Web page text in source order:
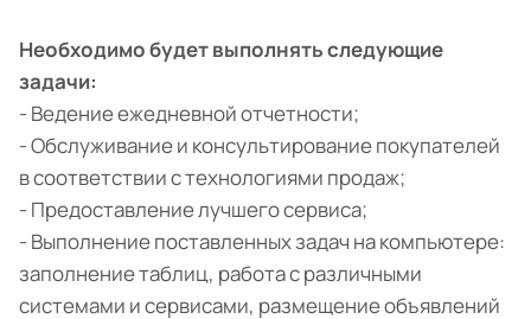
Необходимо будет выполнять следующие
задачи:
-​​​​ Ведение ежедневной отчетности;
- Обслуживание и консультирование покупателей
в соответствии с технологиями продаж;
- Предоставление лучшего сервиса;
- Выполнение поставленных задач на компьютере:
заполнение таблиц, работа с различными
системами и сервисами, размещение объявлений